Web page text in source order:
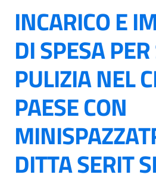
INCARICO E
DI SPESA
PULIZIA NEL
PAESE CON
DITTA SERIT